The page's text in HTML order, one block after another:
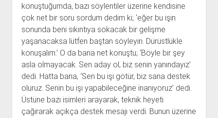
konuştuğumda, bazı söylentiler üzerine kendisine
çok net bir soru sordum dedim ki; ‘eğer bu işin
sonunda beni sıkıntıya sokacak bir gelişme
yaşanacaksa lütfen baştan söyleyin. Dürüstlükle
konuşalım.’ O da bana net konuştu; ‘Böyle bir şey
asla olmayacak. Sen aday ol, biz senin yanındayız’
dedi. Hatta bana, ‘Sen bu işi götür, biz sana destek
oluruz. Senin bu işi yapabileceğine inanıyoruz’ dedi.
Üstüne bazı isimleri arayarak, teknik heyeti
çağırarak açıkça destek mesajı verdi. Bunun üzerine